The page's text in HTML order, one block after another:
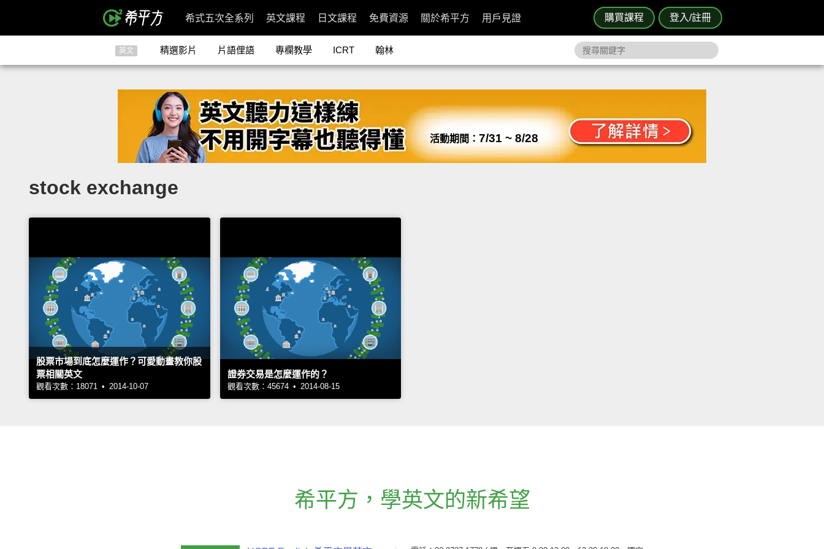
購買課程 登入/註冊
希式五次全系列 英文課程 日文課程 免費資源 關於希平方 用戶見證
英文 精選影片 片語俚語 專欄教學 ICRT 翰林
活動期間： 7/31 ~ 8/28
stock exchange
股票市場到底怎麼運作？可愛動畫教你股
票相關英文
觀看次數：18071 • 2014-10-07
證券交易是怎麼運作的？
觀看次數：45674 • 2014-08-15
希平方 ， 學英文的新希望